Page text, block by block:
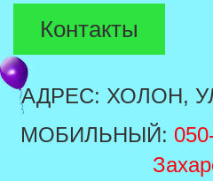
Контакты
АДРЕС: ХОЛОН,
МОБИЛЬНЫЙ: